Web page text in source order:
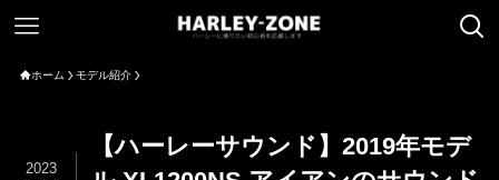
ホーム モデル紹介
【ハーレーサウンド】2019年モデ
2023